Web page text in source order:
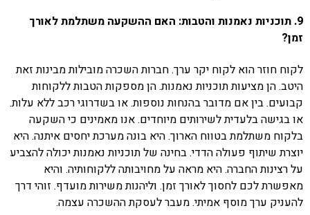
9. תוכניות נאמנות והטבות: האם ההשקעה משתלמת לאורך
זמן?
לקוח חוזר הוא לקוח יקר ערך. חברות השכרה מובילות מבינות זאת
היטב. הן מציעות תוכניות נאמנות. הן מספקות הטבות ללקוחות
קבועים. בין אם מדובר בהנחות נוספות. או בשדרוגי רכב ללא עלות.
או בגישה בלעדית לשירותים מיוחדים. אנו מאמינים כי השקעה
בלקוח משתלמת בטווח הארוך. היא בונה מערכת יחסים איתנה. היא
יוצרת שיתוף פעולה הדדי. בחינה של תוכניות נאמנות יכולה להצביע
על רצינות החברה. היא מראה על מחויבותה ללקוחותיה. והיא
מאפשרת לכם לחסוך לאורך זמן. וליהנות משירות מועדף. זוהי דרך
להעניק ערך מוסף אמיתי. מעבר לעסקת ההשכרה עצמה.